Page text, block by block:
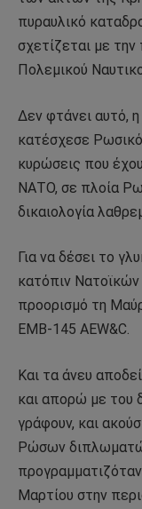
πυραυλικό
σχετίζεται με
Πολεμικού
Δεν φτάνει αυτό,
κατέσχεσε
κυρώσεις που
ΝΑΤΟ, σε πλοία
δικαιολογία
Για να δέσει το
κατόπιν
προορισμό τη
EMB-145 AEW&C.
Και τα άνευ
και απορώ με του
γράφουν, και
Ρώσων
Μαρτίου στην